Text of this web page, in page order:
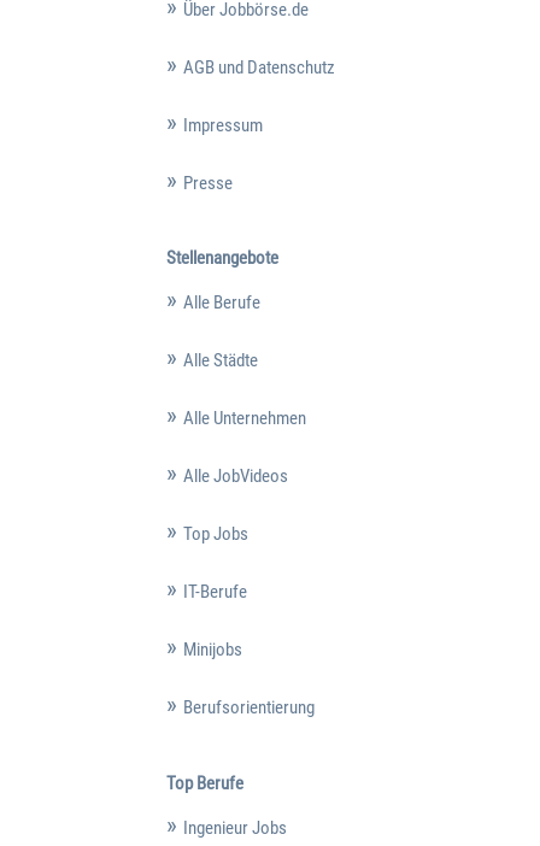
Über Jobbörse.de
AGB und Datenschutz
Impressum
Presse
Stellenangebote
Alle Berufe
Alle Städte
Alle Unternehmen
Alle JobVideos
Top Jobs
IT-Berufe
Minijobs
Berufsorientierung
Top Berufe
Ingenieur Jobs